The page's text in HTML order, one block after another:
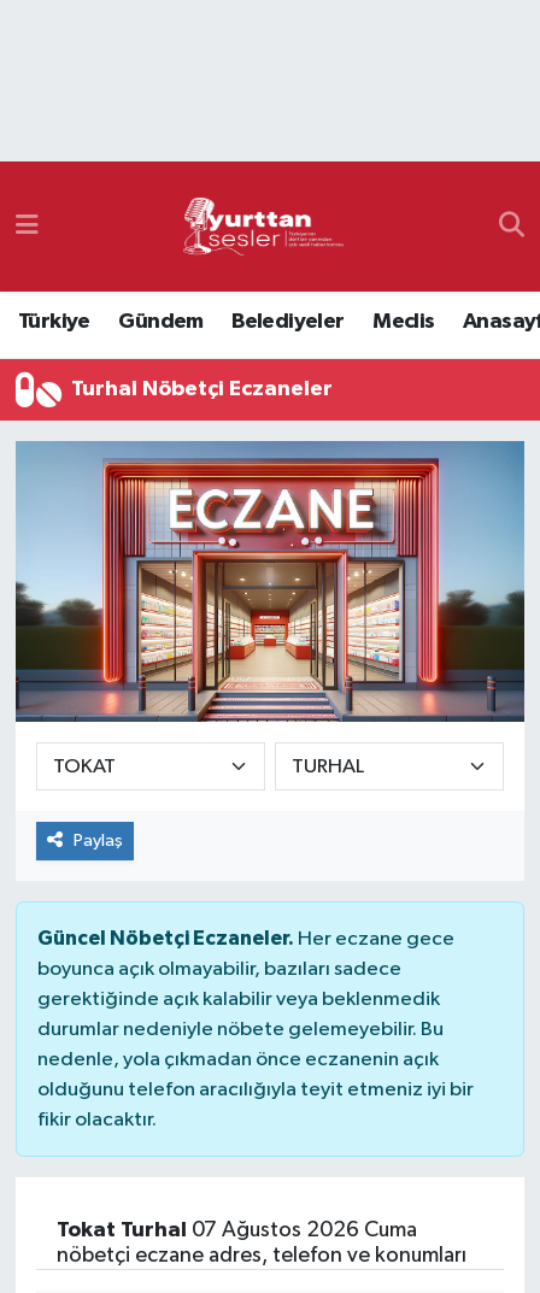
Türkiye Gündem Belediyeler Meclis
Turhal Nöbetçi Eczaneler
Paylaş
Güncel Nöbetçi Eczaneler. Her eczane gece
boyunca açık olmayabilir, bazıları sadece
gerektiğinde açık kalabilir veya beklenmedik
durumlar nedeniyle nöbete gelemeyebilir. Bu
nedenle, yola çıkmadan önce eczanenin açık
olduğunu telefon aracılığıyla teyit etmeniz iyi bir
fikir olacaktır.
Tokat Turhal
07 Ağustos 2026 Cuma
nöbetçi eczane adres, telefon ve konumları
Namaz Vakitleri
Süper Lig Puan Durumu ve Fikstür
Tüm Manşetler
Son Dakika Haberleri
Haber Arşivi